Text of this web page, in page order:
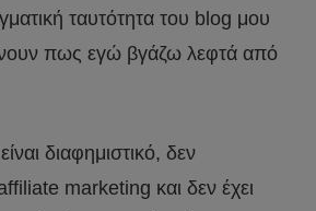
ταυτότητα του blog μου
πως εγώ βγάζω λεφτά από
διαφημιστικό, δεν
marketing και δεν έχει